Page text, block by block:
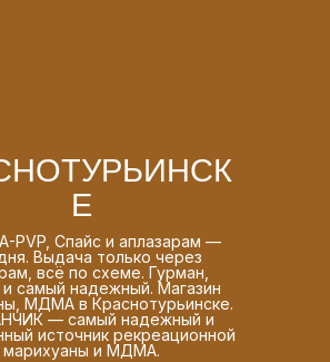
Е
PVP, Спайс и аплазарам —
Выдача только через
всё по схеме. Гурман,
самый надежный. Магазин
МДМА в Краснотурьинске.
— самый надежный и
источник рекреационной
марихуаны и МДМА.